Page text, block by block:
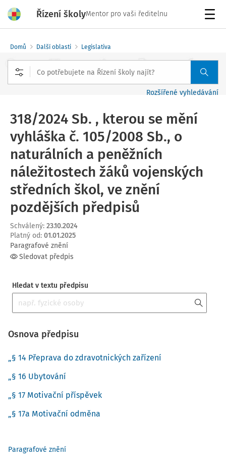
Řízení školyMentor pro vaši ředitelnu
Domů Další oblasti Legislativa
Rozšířené vyhledávání
318/2024 Sb. , kterou se mění
vyhláška č. 105/2008 Sb., o
naturálních a peněžních
náležitostech žáků vojenských
středních škol, ve znění
pozdějších předpisů
Schválený: 23.10.2024
Platný od: 01.01.2025
Paragrafové znění
Sledovat předpis
Hledat v textu předpisu
Osnova předpisu
„§ 14 Přeprava do zdravotnických zařízení
„§ 16 Ubytování
„§ 17 Motivační příspěvek
„§ 17a Motivační odměna
Paragrafové znění